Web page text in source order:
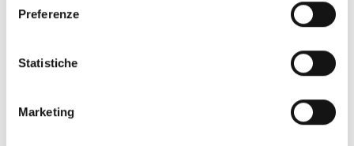
Preferenze
Statistiche
Marketing
Ich stimme der Verwendung meiner persönlichen Daten im Sinne des Art. 13